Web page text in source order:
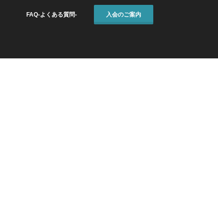
FAQ-よくある質問- 入会のご案内